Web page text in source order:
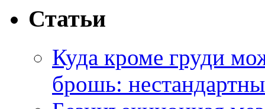
Статьи
Куда кроме груди
брошь: